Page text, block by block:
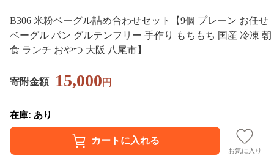
B306 米粉ベーグル詰め合わせセット【9個 プレーン お任せ
ベーグル パン グルテンフリー 手作り もちもち 国産 冷凍 朝
食 ランチ おやつ 大阪 八尾市】
寄附金額 15,000円
在庫: あり
お気に入り